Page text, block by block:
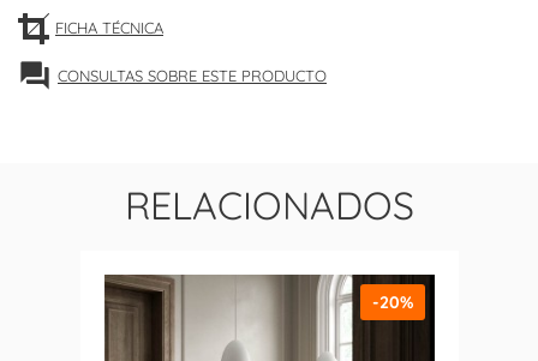
FICHA TÉCNICA
forum CONSULTAS SOBRE ESTE PRODUCTO
RELACIONADOS
-20%